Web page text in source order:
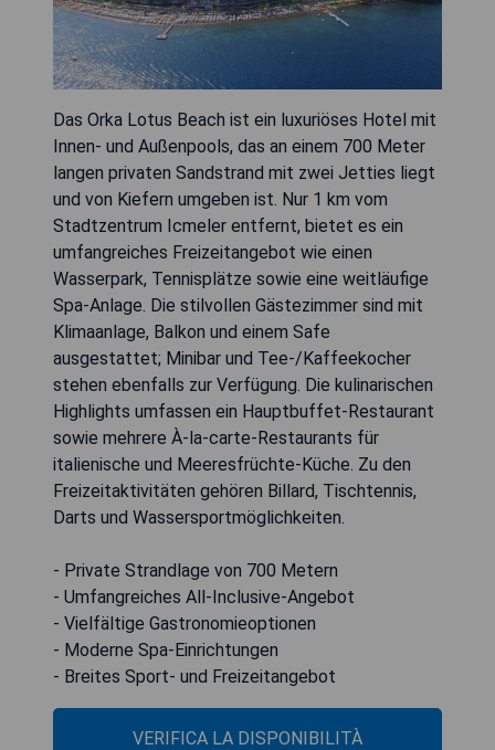
Das Orka Lotus Beach ist ein luxuriöses Hotel mit
Innen- und Außenpools, das an einem 700 Meter
langen privaten Sandstrand mit zwei Jetties liegt
und von Kiefern umgeben ist. Nur 1 km vom
Stadtzentrum Icmeler entfernt, bietet es ein
umfangreiches Freizeitangebot wie einen
Wasserpark, Tennisplätze sowie eine weitläufige
Spa-Anlage. Die stilvollen Gästezimmer sind mit
Klimaanlage, Balkon und einem Safe
ausgestattet; Minibar und Tee-/Kaffeekocher
stehen ebenfalls zur Verfügung. Die kulinarischen
Highlights umfassen ein Hauptbuffet-Restaurant
sowie mehrere À-la-carte-Restaurants für
italienische und Meeresfrüchte-Küche. Zu den
Freizeitaktivitäten gehören Billard, Tischtennis,
Darts und Wassersportmöglichkeiten.
- Private Strandlage von 700 Metern
- Umfangreiches All-Inclusive-Angebot
- Vielfältige Gastronomieoptionen
- Moderne Spa-Einrichtungen
- Breites Sport- und Freizeitangebot
VERIFICA LA DISPONIBILITÀ